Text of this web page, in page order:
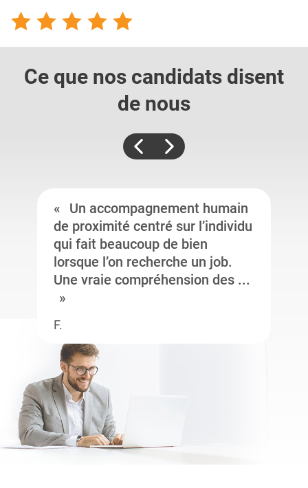
Ce que nos candidats disent
de nous
Un accompagnement humain
de proximité centré sur l’individu
qui fait beaucoup de bien
lorsque l’on recherche un job.
Une vraie compréhension des ...
F.